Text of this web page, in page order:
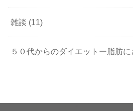
雑談 (11)
５０代からのダイエットー脂肪に